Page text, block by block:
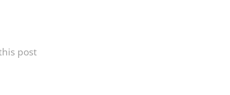
post